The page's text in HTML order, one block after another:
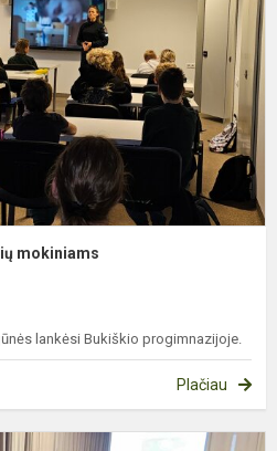
mokiniams
lankėsi Bukiškio progimnazijoje.
Plačiau